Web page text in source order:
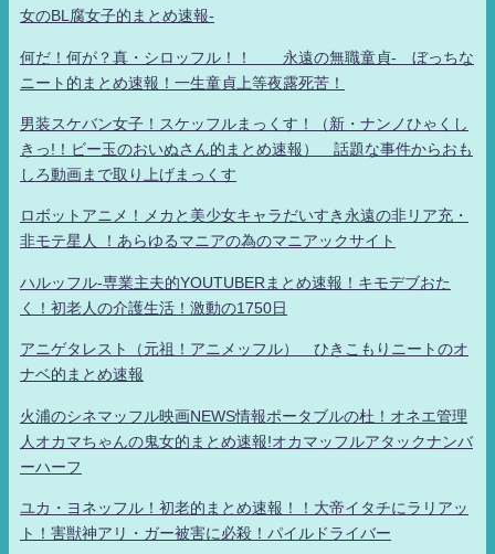
女のBL腐女子的まとめ速報-
何だ！何が？真・シロッフル！！ 永遠の無職童貞- ぼっちな
ニート的まとめ速報！一生童貞上等夜露死苦！
男装スケバン女子！スケッフルまっくす！（新・ナンノひゃくし
きっ!！ビー玉のおいぬさん的まとめ速報） 話題な事件からおも
しろ動画まで取り上げまっくす
ロボットアニメ！メカと美少女キャラだいすき永遠の非リア充・
非モテ星人 ！あらゆるマニアの為のマニアックサイト
ハルッフル-専業主夫的YOUTUBERまとめ速報！キモデブおた
く！初老人の介護生活！激動の1750日
アニゲタレスト（元祖！アニメッフル） ひきこもりニートのオ
ナベ的まとめ速報
火浦のシネマッフル映画NEWS情報ポータブルの杜！オネエ管理
人オカマちゃんの鬼女的まとめ速報!オカマッフルアタックナンバ
ーハーフ
ユカ・ヨネッフル！初老的まとめ速報！！大帝イタチにラリアッ
ト！害獣神アリ・ガー被害に必殺！パイルドライバー